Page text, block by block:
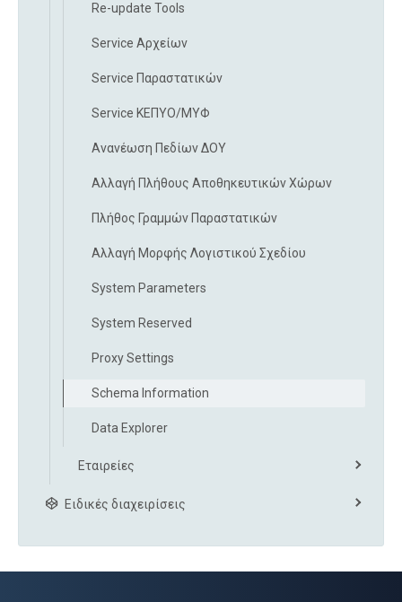
Re-update Tools
Service Αρχείων
Service Παραστατικών
Service ΚΕΠΥΟ/ΜΥΦ
Ανανέωση Πεδίων ΔΟΥ
Αλλαγή Πλήθους Αποθηκευτικών Χώρων
Πλήθος Γραμμών Παραστατικών
Αλλαγή Μορφής Λογιστικού Σχεδίου
System Parameters
System Reserved
Proxy Settings
Schema Information
Data Explorer
Εταιρείες
Ειδικές διαχειρίσεις